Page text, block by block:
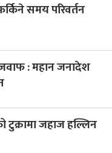
समय परिवर्तन
: महान जनादेश
टुक्रामा जहाज हल्लिन